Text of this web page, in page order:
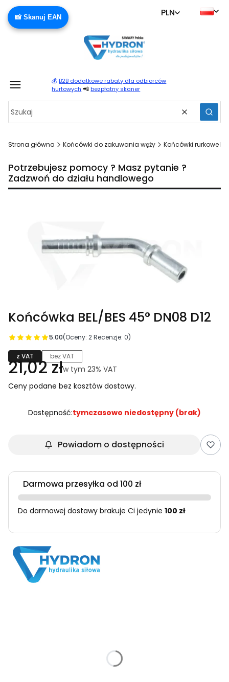
📸 Skanuj EAN PLN
💰 B2B dodatkowe rabaty dla odbiorców
hurtowych 📲 bezpłatny skaner
Wyczyść
Strona główna Końcówki do zakuwania węży Końcówki rurkowe
Potrzebujesz pomocy ? Masz pytanie ?
Zadzwoń do działu handlowego
Końcówka BEL/BES 45° DN08 D12
5.00(Oceny: 2 Recenzje: 0)
z VAT bez VAT
Cena
21,02 złw tym 23% VAT
w tym 23% VAT
Ceny podane bez kosztów dostawy.
Dostępność:tymczasowo niedostępny (brak)
Powiadom o dostępności
Darmowa przesyłka od 100 zł
Do darmowej dostawy brakuje Ci jedynie 100 zł